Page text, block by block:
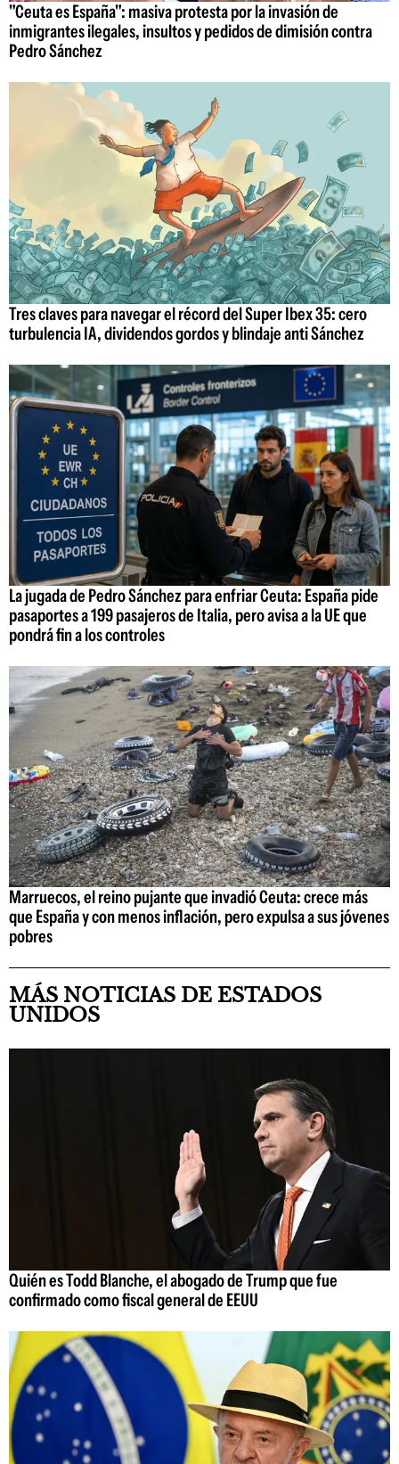
"Ceuta es España": masiva protesta por la invasión de
inmigrantes ilegales, insultos y pedidos de dimisión contra
Pedro Sánchez
Tres claves para navegar el récord del Super Ibex 35: cero
turbulencia IA, dividendos gordos y blindaje anti Sánchez
La jugada de Pedro Sánchez para enfriar Ceuta: España pide
pasaportes a 199 pasajeros de Italia, pero avisa a la UE que
pondrá fin a los controles
Marruecos, el reino pujante que invadió Ceuta: crece más
que España y con menos inflación, pero expulsa a sus jóvenes
pobres
MÁS NOTICIAS DE ESTADOS
UNIDOS
Quién es Todd Blanche, el abogado de Trump que fue
confirmado como fiscal general de EEUU